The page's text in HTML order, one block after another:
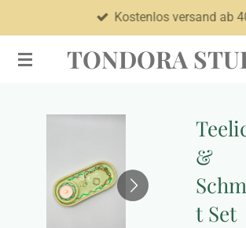
Hauptinhalt
springen
TONDORA
Kostenlos versand ab
&
t Set